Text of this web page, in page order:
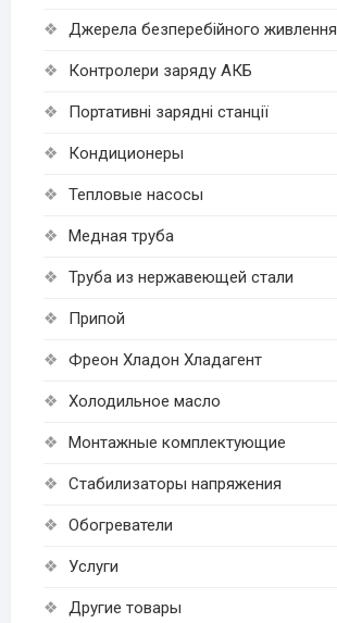
Джерела безперебійного живлення
Контролери заряду АКБ
Портативні зарядні станції
Кондиционеры
Тепловые насосы
Медная труба
Труба из нержавеющей стали
Припой
Фреон Хладон Хладагент
Холодильное масло
Монтажные комплектующие
Стабилизаторы напряжения
Обогреватели
Услуги
Другие товары